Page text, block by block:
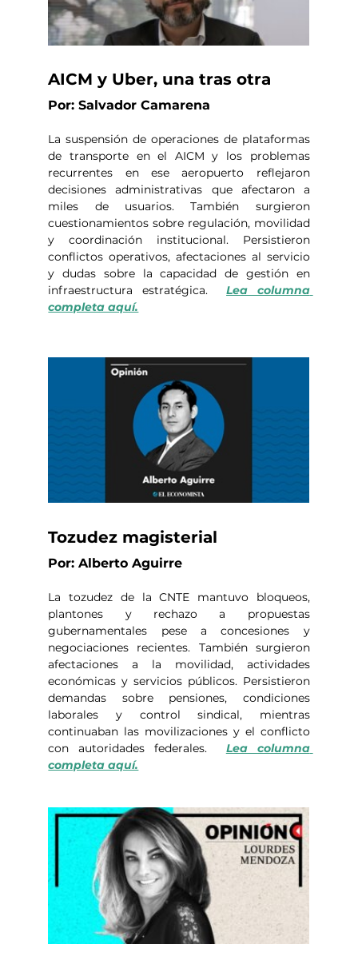
AICM y Uber, una tras otra
Por: Salvador Camarena
La suspensión de operaciones de plataformas
de transporte en el AICM y los problemas
recurrentes en ese aeropuerto reflejaron
decisiones administrativas que afectaron a
miles de usuarios. También surgieron
cuestionamientos sobre regulación, movilidad
y coordinación institucional. Persistieron
conflictos operativos, afectaciones al servicio
y dudas sobre la capacidad de gestión en
infraestructura estratégica. Lea columna
completa aquí.
Tozudez magisterial
Por: Alberto Aguirre
La tozudez de la CNTE mantuvo bloqueos,
plantones y rechazo a propuestas
gubernamentales pese a concesiones y
negociaciones recientes. También surgieron
afectaciones a la movilidad, actividades
económicas y servicios públicos. Persistieron
demandas sobre pensiones, condiciones
laborales y control sindical, mientras
continuaban las movilizaciones y el conflicto
con autoridades federales. Lea columna
completa aquí.